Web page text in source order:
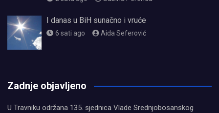
I danas u BiH sunačno i vruće
6 sati ago Aida Seferović
Zadnje objavljeno
U Travniku održana 135. sjednica Vlade Srednjobosanskog